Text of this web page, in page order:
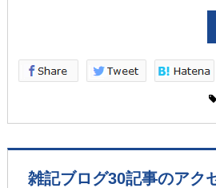
雑記ブログ30記事のアク